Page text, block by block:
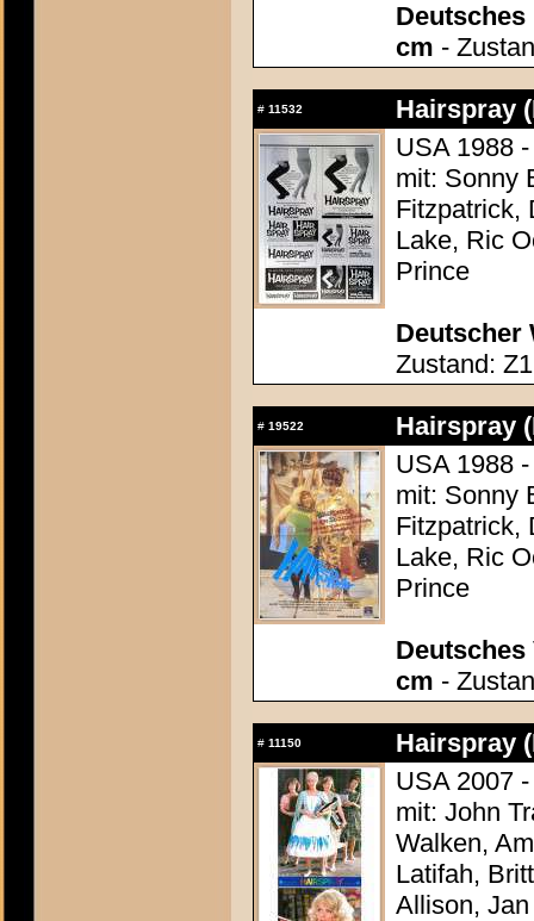
Deutsches
cm -
# 11532
Hairspray
USA 1988
mit: Sonny
Fitzpatrick,
Lake, Ric
Prince
Deutscher
Zustand: Z1
# 19522
Hairspray
USA 1988
mit: Sonny
Fitzpatrick,
Lake, Ric
Prince
Deutsches
cm -
# 11150
Hairspray
USA 2007
mit: John
Walken,
Latifah,
Allison, Jan